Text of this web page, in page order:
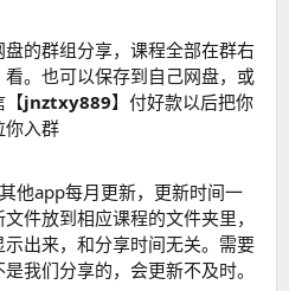
的群组分享，课程全部在群右
。也可以保存到自己网盘，或
【jnztxy889】付好款以后把你
你入群
他app每月更新，更新时间一
件放到相应课程的文件夹里，
出来，和分享时间无关。需要
我们分享的，会更新不及时。